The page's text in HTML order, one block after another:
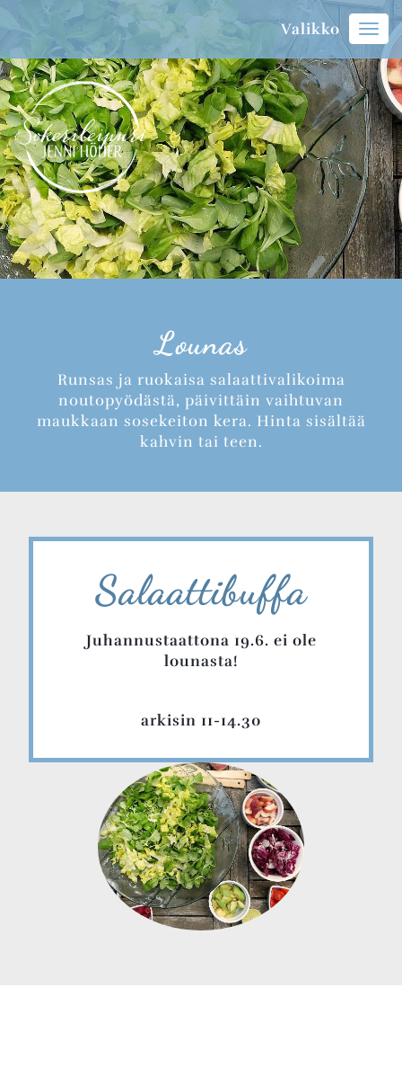
Valikko
Lounas
Runsas ja ruokaisa salaattivalikoima
noutopyödästä, päivittäin vaihtuvan
maukkaan sosekeiton kera. Hinta sisältää
kahvin tai teen.
Salaattibuffa
Juhannustaattona 19.6. ei ole
lounasta!
arkisin 11-14.30